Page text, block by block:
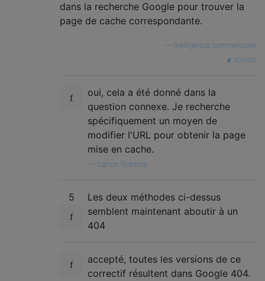
dans la recherche Google pour trouver la
page de cache correspondante.
Inelligence commerciale
source
oui, cela a été donné dans la
question connexe. Je recherche
spécifiquement un moyen de
modifier l'URL pour obtenir la page
mise en cache.
Lance Roberts
5
Les deux méthodes ci-dessus
semblent maintenant aboutir à un
404
accepté, toutes les versions de ce
correctif résultent dans Google 404.